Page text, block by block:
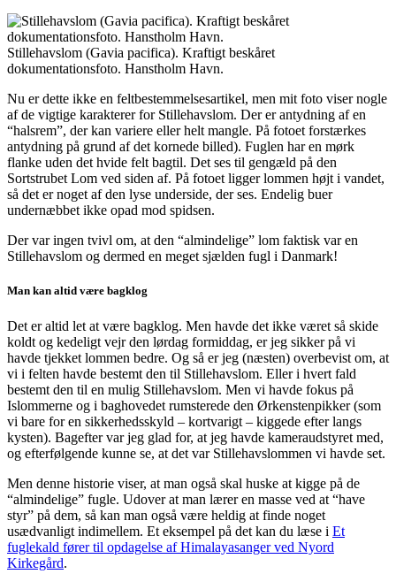
Stillehavslom (Gavia pacifica). Kraftigt beskåret
dokumentationsfoto. Hanstholm Havn.
Nu er dette ikke en feltbestemmelsesartikel, men mit foto viser nogle
af de vigtige karakterer for Stillehavslom. Der er antydning af en
“halsrem”, der kan variere eller helt mangle. På fotoet forstærkes
antydning på grund af det kornede billed). Fuglen har en mørk
flanke uden det hvide felt bagtil. Det ses til gengæld på den
Sortstrubet Lom ved siden af. På fotoet ligger lommen højt i vandet,
så det er noget af den lyse underside, der ses. Endelig buer
undernæbbet ikke opad mod spidsen.
Der var ingen tvivl om, at den “almindelige” lom faktisk var en
Stillehavslom og dermed en meget sjælden fugl i Danmark!
Man kan altid være bagklog
Det er altid let at være bagklog. Men havde det ikke været så skide
koldt og kedeligt vejr den lørdag formiddag, er jeg sikker på vi
havde tjekket lommen bedre. Og så er jeg (næsten) overbevist om, at
vi i felten havde bestemt den til Stillehavslom. Eller i hvert fald
bestemt den til en mulig Stillehavslom. Men vi havde fokus på
Islommerne og i baghovedet rumsterede den Ørkenstenpikker (som
vi bare for en sikkerhedsskyld – kortvarigt – kiggede efter langs
kysten). Bagefter var jeg glad for, at jeg havde kameraudstyret med,
og efterfølgende kunne se, at det var Stillehavslommen vi havde set.
Men denne historie viser, at man også skal huske at kigge på de
“almindelige” fugle. Udover at man lærer en masse ved at “have
styr” på dem, så kan man også være heldig at finde noget
usædvanligt indimellem. Et eksempel på det kan du læse i Et
fuglekald fører til opdagelse af Himalayasanger ved Nyord
Kirkegård.